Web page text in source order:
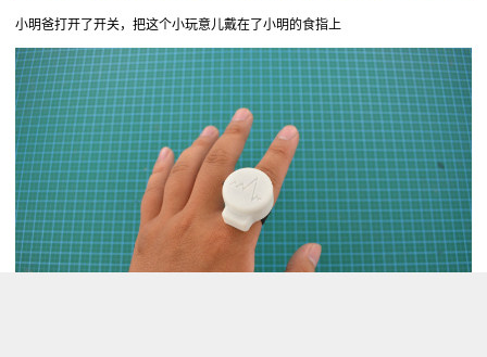
小明爸打开了开关，把这个小玩意儿戴在了小明的食指上